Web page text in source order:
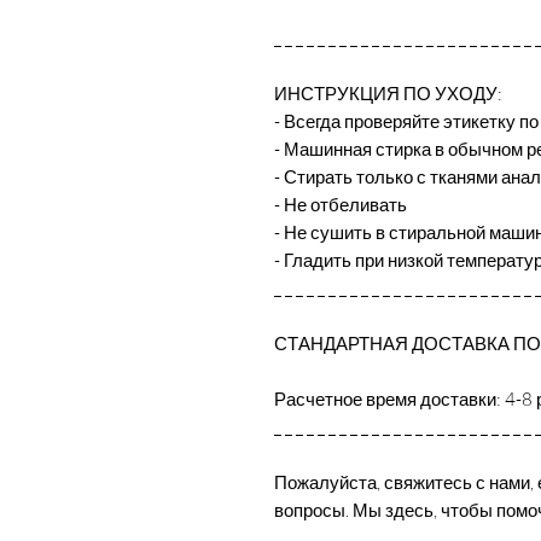
ИНСТРУКЦИЯ ПО УХОДУ:
- Всегда проверяйте этикетку
- Машинная стирка в обычном
- Стирать только с тканями
- Не отбеливать
- Не сушить в стиральной
- Гладить при низкой
СТАНДАРТНАЯ ДОСТАВКА
Расчетное время доставки: 4-8
Пожалуйста, свяжитесь с нами,
вопросы. Мы здесь, чтобы